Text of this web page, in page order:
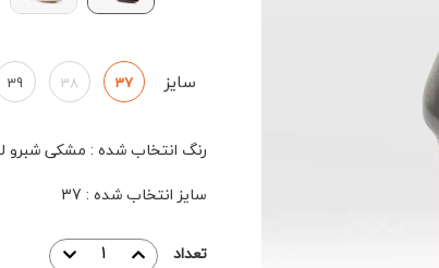
سایز 37
38
39
رنگ انتخاب شده :مشکی شبرو
سایز انتخاب شده :
37
تعداد